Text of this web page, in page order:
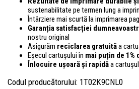
sustenabilitate pe termen lung a
Întârziere mai scurtă la imprimarea
Garanția satisfacției
nostru original
Asigurăm reciclarea gratuităa
Eșecul cartușului în mai puțin de 1%
Înlocuire ușoară și rapidăa
Codul producătorului: 1T02K9CNL0